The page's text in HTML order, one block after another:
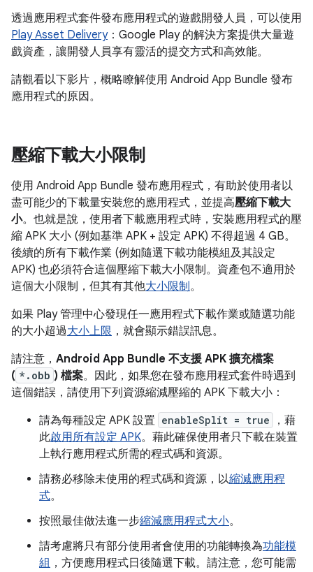
透過應用程式套件發布應用程式的遊戲開發人員，可以使用
Play Asset Delivery：Google Play 的解決方案提供大量遊
戲資產，讓開發人員享有靈活的提交方式和高效能。
請觀看以下影片，概略瞭解使用 Android App Bundle 發布
應用程式的原因。
壓縮下載大小限制
使用 Android App Bundle 發布應用程式，有助於使用者以
盡可能少的下載量安裝您的應用程式，並提高壓縮下載大
小。也就是說，使用者下載應用程式時，安裝應用程式的壓
縮 APK 大小 (例如基準 APK + 設定 APK) 不得超過 4 GB。
後續的所有下載作業 (例如隨選下載功能模組及其設定
APK) 也必須符合這個壓縮下載大小限制。資產包不適用於
這個大小限制，但其有其他大小限制。
如果 Play 管理中心發現任一應用程式下載作業或隨選功能
的大小超過大小上限 ，就會顯示錯誤訊息。
請注意， Android App Bundle 不支援 APK 擴充檔案
( *.obb ) 檔案。因此，如果您在發布應用程式套件時遇到
這個錯誤，請使用下列資源縮減壓縮的 APK 下載大小：
請為每種設定 APK 設置 enableSplit = true
，藉
此啟用所有設定 APK。藉此確保使用者只下載在裝置
上執行應用程式所需的程式碼和資源。
請務必移除未使用的程式碼和資源，以縮減應用程
式。
按照最佳做法進一步縮減應用程式大小。
請考慮將只有部分使用者會使用的功能轉換為功能模
組 ，方便應用程式日後隨選下載。請注意，您可能需